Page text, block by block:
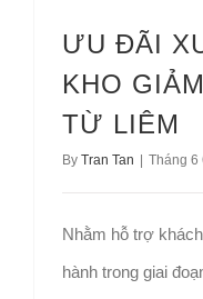
ƯU ĐÃI
KHO
TỪ LIÊM
By Tran Tan Tháng 6
Nhằm hỗ trợ
hành trong giai